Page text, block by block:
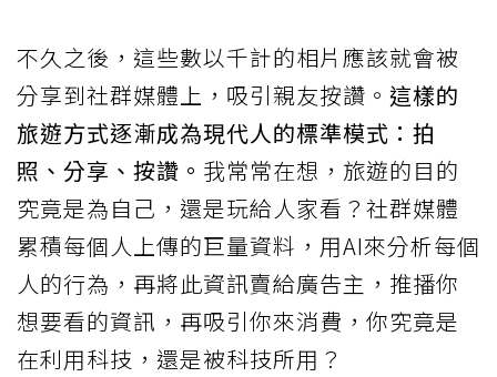
不久之後，這些數以千計的相片應該就會被
分享到社群媒體上，吸引親友按讚。 這樣的
旅遊方式逐漸成為現代人的標準模式：拍
照、分享、按讚。 我常常在想，旅遊的目的
究竟是為自己，還是玩給人家看？社群媒體
累積每個人上傳的巨量資料，用AI來分析每個
人的行為，再將此資訊賣給廣告主，推播你
想要看的資訊，再吸引你來消費，你究竟是
在利用科技，還是被科技所用？